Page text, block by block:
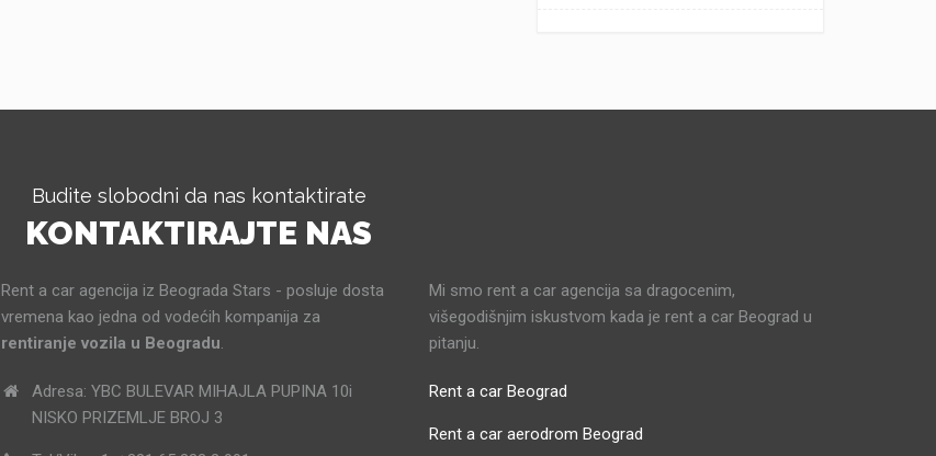
Budite slobodni da nas kontaktirate
KONTAKTIRAJTE NAS
Rent a car agencija iz Beograda Stars - posluje dosta
vremena kao jedna od vodećih kompanija za
rentiranje vozila u Beogradu.
Adresa: YBC BULEVAR MIHAJLA PUPINA 10i
NISKO PRIZEMLJE BROJ 3
Mi smo rent a car agencija sa dragocenim,
višegodišnjim iskustvom kada je rent a car Beograd u
pitanju.
Rent a car Beograd
Rent a car aerodrom Beograd